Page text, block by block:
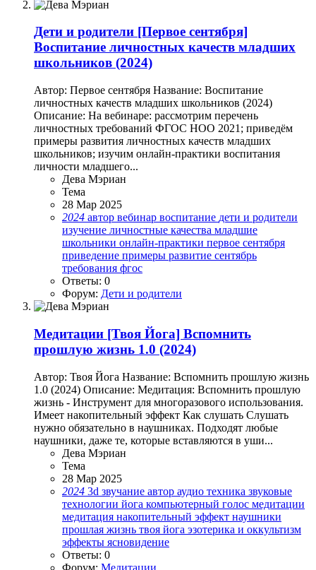
Дети и родители [Первое сентября]
Воспитание личностных качеств младших
школьников (2024)
Автор: Первое сентября Название: Воспитание
личностных качеств младших школьников (2024)
Описание: На вебинаре: рассмотрим перечень
личностных требований ФГОС НОО 2021; приведём
примеры развития личностных качеств младших
школьников; изучим онлайн-практики воспитания
личности младшего...
Дева Мэриан
Тема
28 Мар 2025
2024 автор вебинар воспитание дети и родители
изучение личностные качества младшие
школьники онлайн-практики первое сентября
приведение примеры развитие сентябрь
требования фгос
Ответы: 0
Форум: Дети и родители
Медитации [Твоя Йога] Вспомнить
прошлую жизнь 1.0 (2024)
Автор: Твоя Йога Название: Вспомнить прошлую жизнь
1.0 (2024) Описание: Медитация: Вспомнить прошлую
жизнь - Инструмент для многоразового использования.
Имеет накопительный эффект Как слушать Слушать
нужно обязательно в наушниках. Подходят любые
наушники, даже те, которые вставляются в уши...
Дева Мэриан
Тема
28 Мар 2025
2024 3d звучание автор аудио техника звуковые
технологии йога компьютерный голос медитации
медитация накопительный эффект наушники
прошлая жизнь твоя йога эзотерика и оккультизм
эффекты ясновидение
Ответы: 0
Форум: Медитации